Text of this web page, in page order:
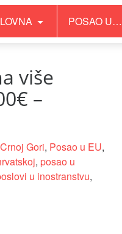
POSAO U…
više
–
Gori, Posao u EU,
, posao u
u inostranstvu,